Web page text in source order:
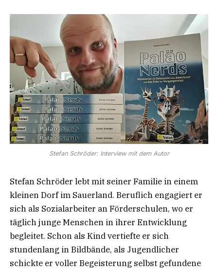
Stefan Schröder: Interview mit dem Autor
Stefan Schröder lebt mit seiner Familie in einem
kleinen Dorf im Sauerland. Beruflich engagiert er
sich als Sozialarbeiter an Förderschulen, wo er
täglich junge Menschen in ihrer Entwicklung
begleitet. Schon als Kind vertiefte er sich
stundenlang in Bildbände, als Jugendlicher
schickte er voller Begeisterung selbst gefundene